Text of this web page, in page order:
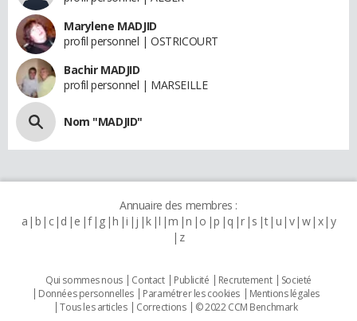
Marylene MADJID
profil personnel | OSTRICOURT
Bachir MADJID
profil personnel | MARSEILLE
Nom "MADJID"
Annuaire des membres :
a b c d e f g h i j k l m n o p q r s t u v w x y
z
Qui sommes nous Contact Publicité Recrutement
Societé
Données personnelles
Paramétrer les cookies
Mentions légales
Tous les articles
Corrections © 2022 CCM Benchmark